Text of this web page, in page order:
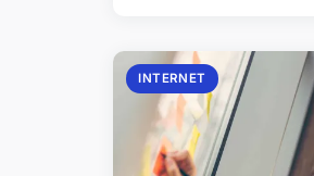
INTERNET